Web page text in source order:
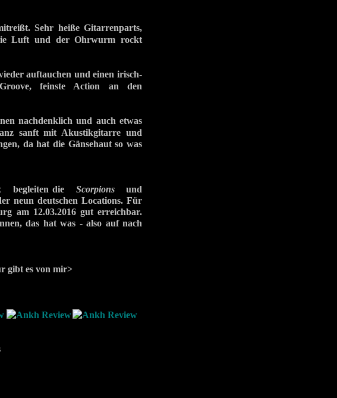
Sehr heiße Gitarrenparts,
Luft und der Ohrwurm rockt
auftauchen und einen irisch-
feinste Action an den
nachdenklich und auch etwas
sanft mit Akustikgitarre und
da hat die Gänsehaut so was
begleiten die Scorpionsund
neun deutschen Locations. Für
am 12.03.2016 gut erreichbar.
das hat was - also auf nach
gibt es von mir>